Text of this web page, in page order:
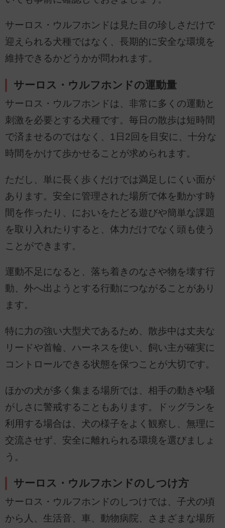
サーロス・ウルフホンドは見た目の珍しさだけで
迎えられる犬種ではなく、長期的に安全な環境を
維持できるかどうかが問われます。
サーロス・ウルフホンドの運動量
サーロス・ウルフホンドは、非常に多くの運動と
刺激を必要とする犬種です。毎日の散歩は短時間
で済ませるのではなく、1日2回を目安に、十分な
時間をかけて歩かせることが求められます。
ただし、単に長く歩くだけでは満足しにくい面が
あります。安全に管理された場所で体を動かす時
間を作ったり、においをたどる遊びや簡単な課題
を取り入れたりすると、体力だけでなく頭も使う
ことができます。
運動不足になると、落ち着きのなさや物を壊す行
動、外へ出ようとする行動につながることがあり
ます。
特に力の強い大型犬であるため、散歩中は丈夫な
リードや首輪、ハーネスを使い、飼い主が確実に
コントロールできる状態を保つことが大切です。
ほかの犬が多く集まる場所では、相手の動きや騒
がしさに警戒することもあります。ドッグランを
利用する場合は、犬の様子をよく観察し、無理に
交流させず、安全に離れられる環境を選びましょ
う。
サーロス・ウルフホンドのしつけ方
サーロス・ウルフホンドのしつけでは、子犬の頃
から人、生活音、車、動物病院、さまざまな場所